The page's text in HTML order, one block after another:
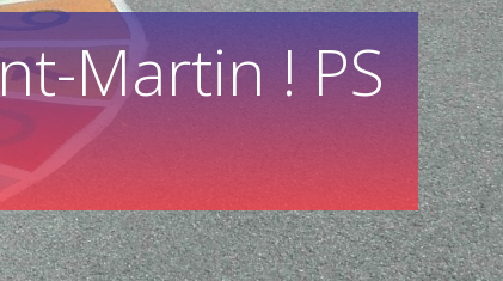
Martin ! PS